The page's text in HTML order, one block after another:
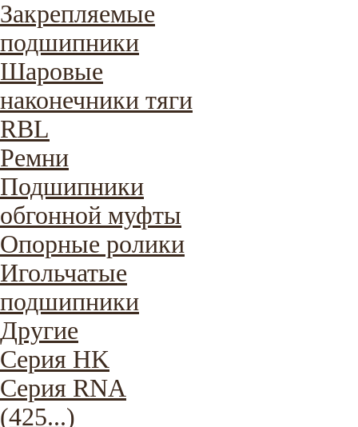
Закрепляемые
подшипники
Шаровые
наконечники тяги
RBL
Ремни
Подшипники
обгонной муфты
Опорные ролики
Игольчатые
подшипники
Другие
Серия HK
Серия RNA
(425...)